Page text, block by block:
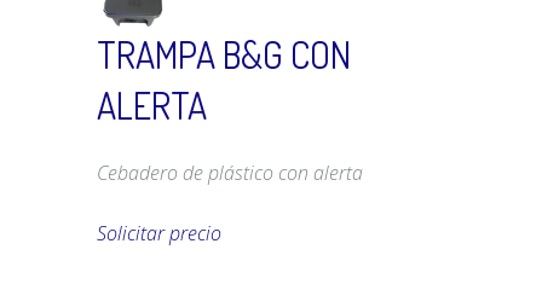
TRAMPA B&G CON
ALERTA
Cebadero de plástico con alerta
Solicitar precio